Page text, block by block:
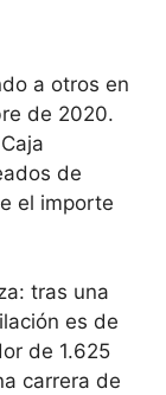
a otros en
de 2020.
de
el importe
tras una
es de
de 1.625
carrera de